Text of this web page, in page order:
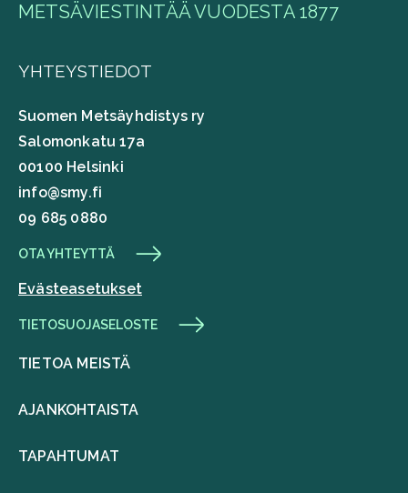
METSÄVIESTINTÄÄ VUODESTA 1877
YHTEYSTIEDOT
Suomen Metsäyhdistys ry
Salomonkatu 17a
00100 Helsinki
info@smy.fi
09 685 0880
OTA YHTEYTTÄ
Evästeasetukset
TIETOSUOJASELOSTE
TIETOA MEISTÄ
AJANKOHTAISTA
TAPAHTUMAT